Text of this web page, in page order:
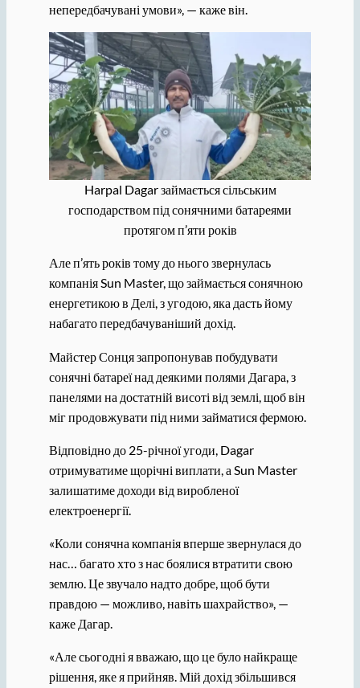
непередбачувані умови», — каже він.
Harpal Dagar займається сільським
господарством під сонячними батареями
протягом п’яти років
Але п’ять років тому до нього звернулась
компанія Sun Master, що займається сонячною
енергетикою в Делі, з угодою, яка дасть йому
набагато передбачуваніший дохід.
Майстер Сонця запропонував побудувати
сонячні батареї над деякими полями Дагара, з
панелями на достатній висоті від землі, щоб він
міг продовжувати під ними займатися фермою.
Відповідно до 25-річної угоди, Dagar
отримуватиме щорічні виплати, а Sun Master
залишатиме доходи від виробленої
електроенергії.
«Коли сонячна компанія вперше звернулася до
нас… багато хто з нас боялися втратити свою
землю. Це звучало надто добре, щоб бути
правдою — можливо, навіть шахрайство», —
каже Дагар.
«Але сьогодні я вважаю, що це було найкраще
рішення, яке я прийняв. Мій дохід збільшився